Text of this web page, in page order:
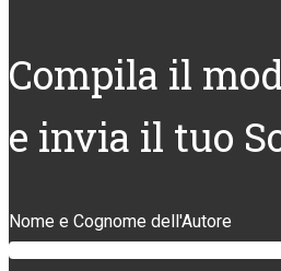
Compila il
e invia il tuo
Nome e Cognome dell'Autore